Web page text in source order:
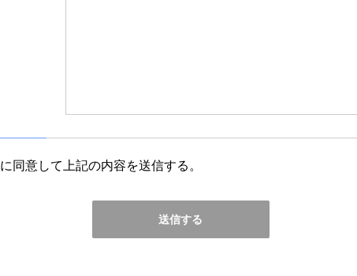
に同意して上記の内容を送信する。